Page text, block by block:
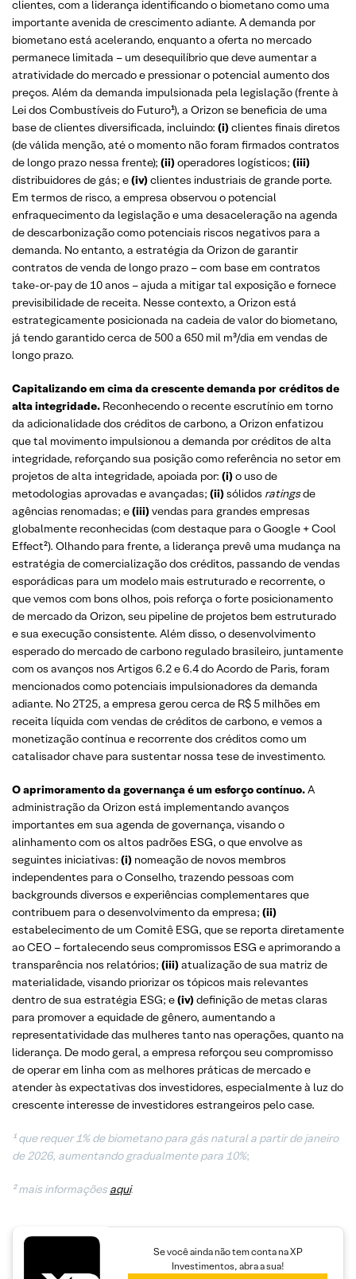
clientes, com a liderança identificando o biometano como uma
importante avenida de crescimento adiante. A demanda por
biometano está acelerando, enquanto a oferta no mercado
permanece limitada – um desequilíbrio que deve aumentar a
atratividade do mercado e pressionar o potencial aumento dos
preços. Além da demanda impulsionada pela legislação (frente à
Lei dos Combustíveis do Futuro¹), a Orizon se beneficia de uma
base de clientes diversificada, incluindo: (i)clientes finais diretos
(de válida menção, até o momento não foram firmados contratos
de longo prazo nessa frente); (ii)operadores logísticos; (iii)
distribuidores de gás; e(iv)clientes industriais de grande porte.
Em termos de risco, a empresa observou o potencial
enfraquecimento da legislação e uma desaceleração na agenda
de descarbonização como potenciais riscos negativos para a
demanda. No entanto, a estratégia da Orizon de garantir
contratos de venda de longo prazo – com base em contratos
take-or-pay de 10 anos – ajuda a mitigar tal exposição e fornece
previsibilidade de receita. Nesse contexto, a Orizon está
estrategicamente posicionada na cadeia de valor do biometano,
já tendo garantido cerca de 500 a 650 mil m³/dia em vendas de
longo prazo.
Capitalizando em cima da crescente demanda por créditos de
alta integridade. Reconhecendo o recente escrutínio em torno
da adicionalidade dos créditos de carbono, a Orizon enfatizou
que tal movimento impulsionou a demanda por créditos de alta
integridade, reforçando sua posição como referência no setor em
projetos de alta integridade, apoiada por: (i)o uso de
metodologias aprovadas e avançadas; (ii)sólidos ratingsde
agências renomadas; e(iii)vendas para grandes empresas
globalmente reconhecidas (com destaque para o Google + Cool
Effect²). Olhando para frente, a liderança prevê uma mudança na
estratégia de comercialização dos créditos, passando de vendas
esporádicas para um modelo mais estruturado e recorrente, o
que vemos com bons olhos, pois reforça o forte posicionamento
de mercado da Orizon, seu pipeline de projetos bem estruturado
e sua execução consistente. Além disso, o desenvolvimento
esperado do mercado de carbono regulado brasileiro, juntamente
com os avanços nos Artigos 6.2 e 6.4 do Acordo de Paris, foram
mencionados como potenciais impulsionadores da demanda
adiante. No 2T25, a empresa gerou cerca de R$ 5 milhões em
receita líquida com vendas de créditos de carbono, e vemos a
monetização contínua e recorrente dos créditos como um
catalisador chave para sustentar nossa tese de investimento.
O aprimoramento da governança é um esforço contínuo.A
administração da Orizon está implementando avanços
importantes em sua agenda de governança, visando o
alinhamento com os altos padrões ESG, o que envolve as
seguintes iniciativas: (i) nomeação de novos membros
independentes para o Conselho, trazendo pessoas com
backgrounds diversos e experiências complementares que
contribuem para o desenvolvimento da empresa; (ii)
estabelecimento de um Comitê ESG, que se reporta diretamente
ao CEO – fortalecendo seus compromissos ESG e aprimorando a
transparência nos relatórios; (iii)atualização de sua matriz de
materialidade, visando priorizar os tópicos mais relevantes
dentro de sua estratégia ESG; e(iv)definição de metas claras
para promover a equidade de gênero, aumentando a
representatividade das mulheres tanto nas operações, quanto na
liderança. De modo geral, a empresa reforçou seu compromisso
de operar em linha com as melhores práticas de mercado e
atender às expectativas dos investidores, especialmente à luz do
crescente interesse de investidores estrangeiros pelo case.
¹que requer 1% de biometano para gás natural a partir de janeiro
de 2026, aumentando gradualmente para 10%;
² mais informações aqui.
Se você ainda não tem conta na XP
Investimentos, abra a sua!